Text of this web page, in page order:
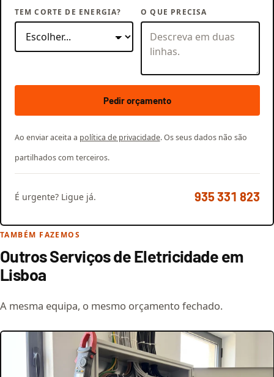
TEM CORTE DE ENERGIA? O QUE PRECISA
Pedir orçamento
Ao enviar aceita a política de privacidade. Os seus dados não são
partilhados com terceiros.
É urgente? Ligue já. 935 331 823
TAMBÉM FAZEMOS
Outros Serviços de Eletricidade em
Lisboa
A mesma equipa, o mesmo orçamento fechado.